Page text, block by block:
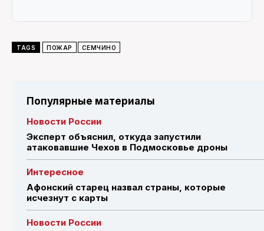
TAGS ПОЖАР СЕМЧИНО
Популярные материалы
Новости России
Эксперт объяснил, откуда запустили
атаковавшие Чехов в Подмосковье дроны
Интересное
Афонский старец назвал страны, которые
исчезнут с карты
Новости России